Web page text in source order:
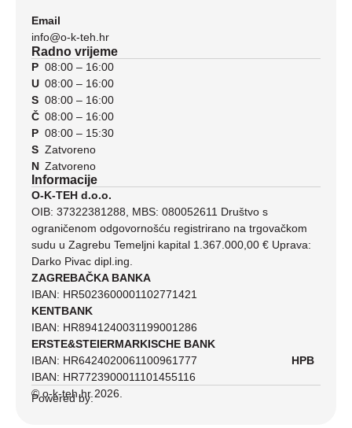
Email
info@o-k-teh.hr
Radno vrijeme
P
U
S
Č
P
S
N
08:00 – 16:00
08:00 – 16:00
08:00 – 16:00
08:00 – 16:00
08:00 – 15:30
Zatvoreno
Zatvoreno
Informacije
O-K-TEH d.o.o.
OIB: 37322381288, MBS: 080052611 Društvo s
ograničenom odgovornošću registrirano na trgovačkom
sudu u Zagrebu Temeljni kapital 1.367.000,00 € Uprava:
Darko Pivac dipl.ing.
ZAGREBAČKA BANKA
IBAN: HR5023600001102771421
KENTBANK
IBAN: HR8941240031199001286
ERSTE&STEIERMARKISCHE BANK
IBAN: HR6424020061100961777 HPB
IBAN: HR7723900011101455116
© o-k-teh.hr 2026.
Powered by: